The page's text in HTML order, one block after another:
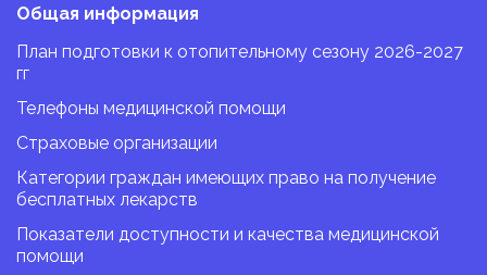
Общая информация
План подготовки к отопительному сезону 2026-2027
гг
Телефоны медицинской помощи
Страховые организации
Категории граждан имеющих право на получение
бесплатных лекарств
Показатели доступности и качества медицинской
помощи